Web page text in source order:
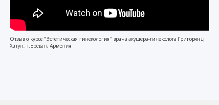
Отзыв о курсе "Эстетическая гинекология" врача акушера-гинеколога Григорянц
Хатун, г.Ереван, Армения